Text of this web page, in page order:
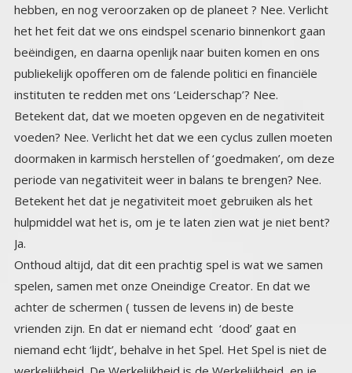
instituten te redden met ons ‘Leiderschap’? Nee.
Betekent dat, dat we moeten opgeven en de negativiteit
voeden? Nee. Verlicht het dat we een cyclus zullen moeten
doormaken in karmisch herstellen of ‘goedmaken’, om deze
periode van negativiteit weer in balans te brengen? Nee.
Betekent het dat je negativiteit moet gebruiken als het
hulpmiddel wat het is, om je te laten zien wat je niet bent?
Ja.
Onthoud altijd, dat dit een prachtig spel is wat we samen
spelen, samen met onze Oneindige Creator. En dat we
achter de schermen ( tussen de levens in) de beste
vrienden zijn. En dat er niemand echt ‘dood’ gaat en
niemand echt ‘lijdt’, behalve in het Spel. Het Spel is niet de
werkelijkheid. De Werkelijkheid is de Werkelijkheid, en je
hebt de Macht en de Kracht om jouw werkelijkheid te laten
zien in het Spel, wanneer je doorhebt en hebt geleerd hoe